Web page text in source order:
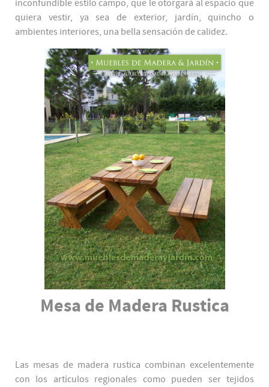
inconfundible estilo campo, que le otorgará al espacio que
quiera vestir, ya sea de exterior, jardín, quincho o
ambientes interiores, una bella sensación de calidez.
Mesa de Madera Rustica
Las mesas de madera rustica combinan excelentemente
con los artículos regionales como pueden ser tejidos